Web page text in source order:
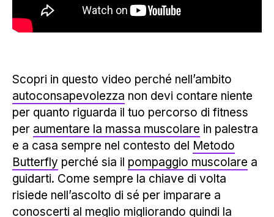
Scopri in questo video perché nell’ambito
autoconsapevolezza non devi contare niente
per quanto riguarda il tuo percorso di fitness
per aumentare la massa muscolare in palestra
e a casa sempre nel contesto del Metodo
Butterfly perché sia il pompaggio muscolare a
guidarti. Come sempre la chiave di volta
risiede nell’ascolto di sé per imparare a
conoscerti al meglio migliorando quindi la